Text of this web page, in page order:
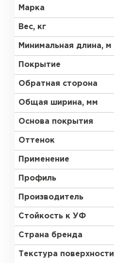
Марка
Вес, кг
Минимальная длина, м
Покрытие
Обратная сторона
Общая ширина, мм
Основа покрытия
Оттенок
Применение
Профиль
Производитель
Стойкость к УФ
Страна бренда
Текстура поверхности